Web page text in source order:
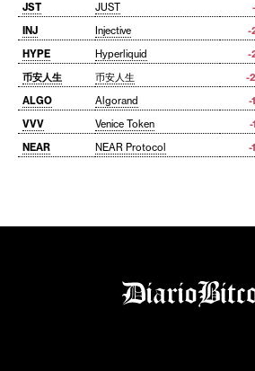
JST
JUST
INJ
Injective -
HYPE
Hyperliquid -
币安人生
币安人生 -
ALGO
Algorand -
VVV
Venice Token -
NEAR
NEAR Protocol -